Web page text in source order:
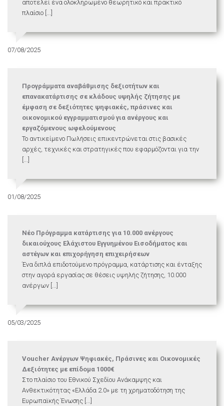
αποτελεί ένα ολοκληρωμένο θεωρητικό και πρακτικό
πλαίσιο [...]
07/08/2025
Προγράμματα αναβάθμισης δεξιοτήτων και
επανακατάρτισης σε κλάδους υψηλής ζήτησης με
έμφαση σε δεξιότητες ψηφιακές, πράσινες και
οικονομικού εγγραμματισμού για ανέργους και
εργαζόμενους ωφελούμενους
Το αντικείμενο Πωλήσεις επικεντρώνεται στις βασικές
αρχές, τεχνικές και στρατηγικές που εφαρμόζονται για την
[...]
01/08/2025
Νέο Πρόγραμμα κατάρτισης για 10.000 ανέργους
δικαιούχους Ελάχιστου Εγγυημένου Εισοδήματος και
αστέγων και επιχορήγηση επιχειρήσεων
Ένα διπλά επιδοτούμενο πρόγραμμα, κατάρτισης και ένταξης
στην αγορά εργασίας σε θέσεις υψηλής ζήτησης, 10.000
ανέργων [...]
05/03/2025
Voucher Ανέργων Ψηφιακές, Πράσινες και Οικονομικές
Δεξιότητες με επίδομα 1000€
Στο πλαίσιο του Εθνικού Σχεδίου Ανάκαμψης και
Ανθεκτικότητας «Ελλάδα 2.0» με τη χρηματοδότηση της
Ευρωπαϊκής Ένωσης [...]